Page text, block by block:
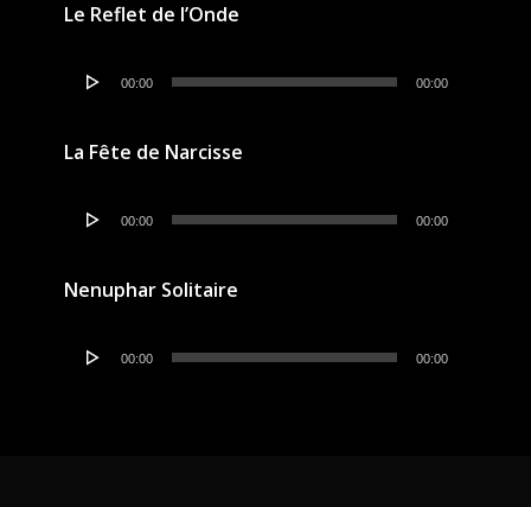
Le Reflet de l’Onde
Lecteur
00:00 00:00
La Fête de Narcisse
Lecteur
00:00 00:00
Nenuphar Solitaire
Lecteur
00:00 00:00